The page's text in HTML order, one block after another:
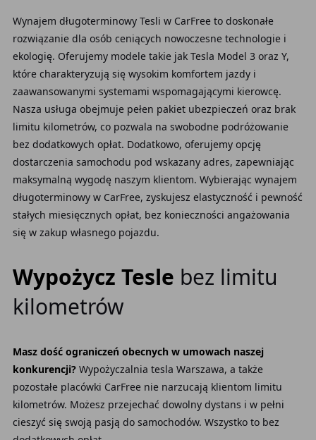
Wynajem długoterminowy Tesli w CarFree to doskonałe
rozwiązanie dla osób ceniących nowoczesne technologie i
ekologię. Oferujemy modele takie jak Tesla Model 3 oraz Y,
które charakteryzują się wysokim komfortem jazdy i
zaawansowanymi systemami wspomagającymi kierowcę.
Nasza usługa obejmuje pełen pakiet ubezpieczeń oraz brak
limitu kilometrów, co pozwala na swobodne podróżowanie
bez dodatkowych opłat. Dodatkowo, oferujemy opcję
dostarczenia samochodu pod wskazany adres, zapewniając
maksymalną wygodę naszym klientom. Wybierając wynajem
długoterminowy w CarFree, zyskujesz elastyczność i pewność
stałych miesięcznych opłat, bez konieczności angażowania
się w zakup własnego pojazdu.
Wypożycz Tesle bez limitu
kilometrów
Masz dość ograniczeń obecnych w umowach naszej
konkurencji?Wypożyczalnia tesla Warszawa, a także
pozostałe placówki CarFree nie narzucają klientom limitu
kilometrów. Możesz przejechać dowolny dystans i w pełni
cieszyć się swoją pasją do samochodów. Wszystko to bez